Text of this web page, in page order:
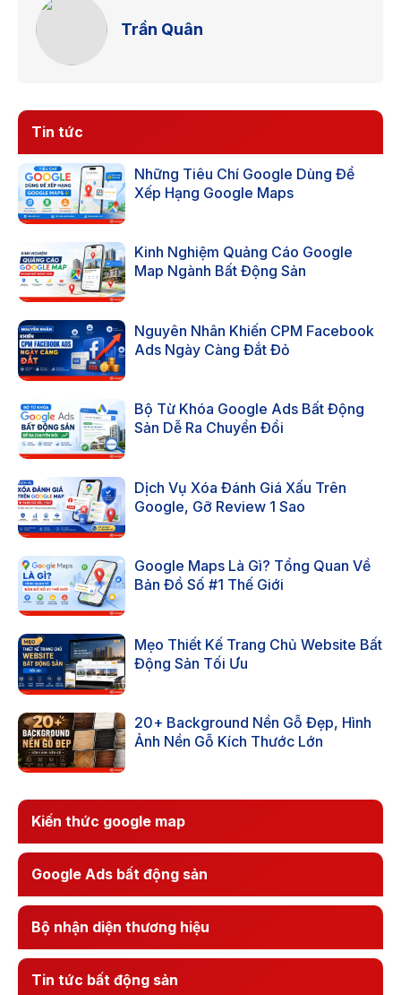
Trần Quân
Tin tức
Những Tiêu Chí Google Dùng Để
Xếp Hạng Google Maps
Kinh Nghiệm Quảng Cáo Google
Map Ngành Bất Động Sản
Nguyên Nhân Khiến CPM Facebook
Ads Ngày Càng Đắt Đỏ
Bộ Từ Khóa Google Ads Bất Động
Sản Dễ Ra Chuyển Đổi
Dịch Vụ Xóa Đánh Giá Xấu Trên
Google, Gỡ Review 1 Sao
Google Maps Là Gì? Tổng Quan Về
Bản Đồ Số #1 Thế Giới
Mẹo Thiết Kế Trang Chủ Website Bất
Động Sản Tối Ưu
20+ Background Nền Gỗ Đẹp, Hình
Ảnh Nền Gỗ Kích Thước Lớn
Kiến thức google map
Google Ads bất động sản
Bộ nhận diện thương hiệu
Tin tức bất động sản